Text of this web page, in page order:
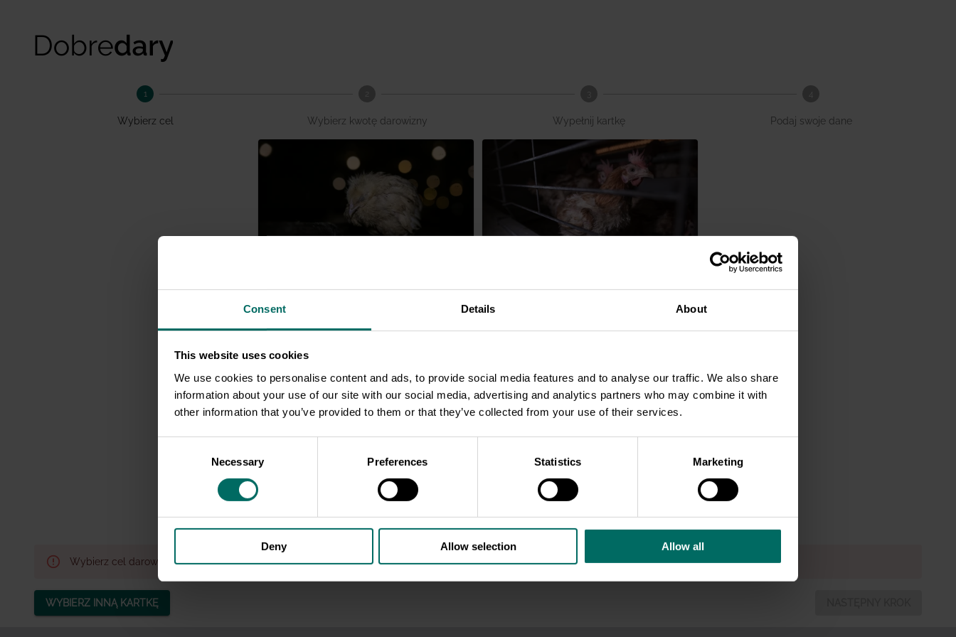
Consent Details About
This website uses cookies
We use cookies to personalise content and ads, to provide social media features and to analyse our traffic. We also share
information about your use of our site with our social media, advertising and analytics partners who may combine it with
other information that you’ve provided to them or that they’ve collected from your use of their services.
Necessary Preferences Statistics Marketing
Deny Allow selection Allow all
1
Wybierz cel Wybierz kwotę darowizny Wypełnij kartkę Podaj swoje dane
Ocal kurczaki przed
cierpieniem
Kurczaki rosną tak szybko, że nie są
w stanie utrzymać swojej masy, a
ich nogi łamią się pod ich ciężarem.
Ciało kurczaka staje się dla niego
okrutną klatką, z której nie ma
ucieczki. Żyją w potwornym ścisku i
Wesprzyj kampanię Frankenkurczak.
Pomóż kurom opuścić
ciasne klatki
Kura nie zasługuje na życie w
ciasnej klatce.
Nioski w chowie
klatkowym nigdy nie rozprostują
swoich skrzydeł. Pomóż wycofać
jajka “trójki” i zakończ chów klatkowy
Wesprzyj kampanię Jak One To
Wybierz cel darowizny
WYBIERZ INNĄ KARTKĘ